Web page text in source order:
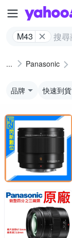
M43
Panasonic
品牌 快速到貨